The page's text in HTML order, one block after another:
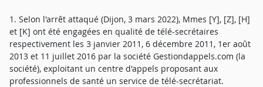
1. Selon l'arrêt attaqué (Dijon, 3 mars 2022), Mmes [Y], [Z], [H]
et [K] ont été engagées en qualité de télé-secrétaires
respectivement les 3 janvier 2011, 6 décembre 2011, 1er août
2013 et 11 juillet 2016 par la société Gestiondappels.com (la
société), exploitant un centre d'appels proposant aux
professionnels de santé un service de télé-secrétariat.